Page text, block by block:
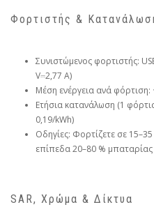
Φορτιστής &
Συνιστώμενος φορτιστής:
V⎓2,77 A)
Μέση ενέργεια ανά φόρτιση:
Ετήσια κατανάλωση (1
0,19/kWh)
Οδηγίες: Φορτίζετε σε
επίπεδα 20–80 % μπαταρίας
SAR, Χρώμα & Δίκτυα